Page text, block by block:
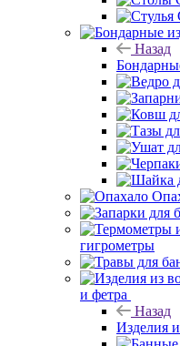
Назад
гигрометры
и фетра
Назад
Изделия